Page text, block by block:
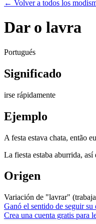
← Volver a todos los
Dar o lavra
Portugués
Significado
irse rápidamente
Ejemplo
A festa estava chata, então
La fiesta estaba aburrida,
Origen
Variación de "lavrar"
Ganó el sentido de seguir su
Crea una cuenta gratis para